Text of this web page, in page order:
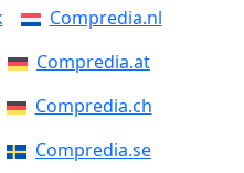
Compredia.nl
Compredia.at
Compredia.ch
Compredia.se